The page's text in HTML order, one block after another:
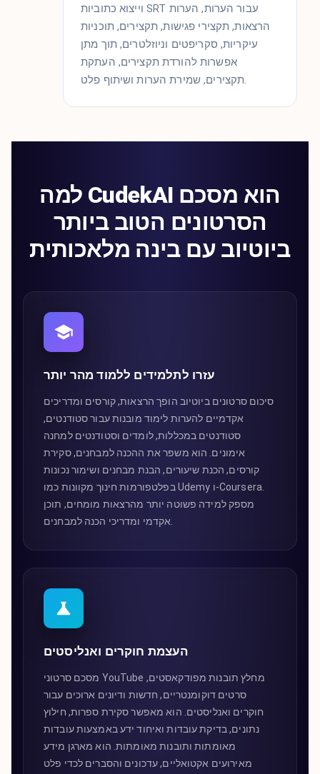
וייצוא כתוביות SRT עבור הערות, הערות
הרצאות, תקצירי פגישות, תקצירים, תוכניות
עיקריות, סקריפטים וניוזלטרים, תוך מתן
אפשרות להורדת תקצירים, העתקת
תקצירים, שמירת הערות ושיתוף פלט.
למה CudekAI הוא מסכם
הסרטונים הטוב ביותר
ביוטיוב עם בינה מלאכותית
עזרו לתלמידים ללמוד מהר יותר
סיכום סרטונים ביוטיוב הופך הרצאות, קורסים ומדריכים
אקדמיים להערות לימוד מובנות עבור סטודנטים,
סטודנטים במכללות, לומדים וסטודנטים למחנה
אימונים. הוא משפר את ההכנה למבחנים, סקירת
קורסים, הכנת שיעורים, הבנת מבחנים ושימור נכונות
בפלטפורמות חינוך מקוונות כמו Udemy ו-Coursera.
מספק למידה פשוטה יותר מהרצאות מומחים, תוכן
אקדמי ומדריכי הכנה למבחנים.
העצמת חוקרים ואנליסטים
מסכם סרטוני YouTube מחלץ תובנות מפודקאסטים,
סרטים דוקומנטריים, חדשות ודיונים ארוכים עבור
חוקרים ואנליסטים. הוא מאפשר סקירת ספרות, חילוץ
נתונים, בדיקת עובדות ואיחוד ידע באמצעות עובדות
מאומתות ותובנות מאומתות. הוא מארגן מידע
מאירועים אקטואליים, עדכונים והסברים לכדי פלט